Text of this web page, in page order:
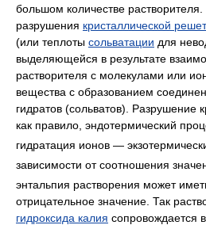
большом количестве
разрушения кристаллической
(или теплоты сольватации для
выделяющейся в результате
растворителя с молекулами или
вещества с образованием
гидратов (сольватов). Разрушение
как правило, эндотермический
гидратация ионов —
зависимости от соотношения
энтальпия растворения может
отрицательное значение. Так
гидроксида калия сопровождается